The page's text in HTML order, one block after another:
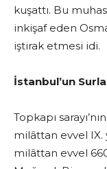
kuşattı. Bu
inkişaf eden
iştirak etmesi idi.
İstanbul’un
Topkapı
milâttan evvel IX.
milâttan evvel